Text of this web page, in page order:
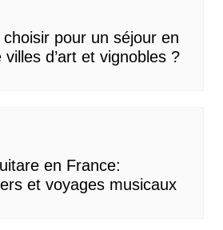
pour un séjour en
d’art et vignobles ?
en France:
et voyages musicaux